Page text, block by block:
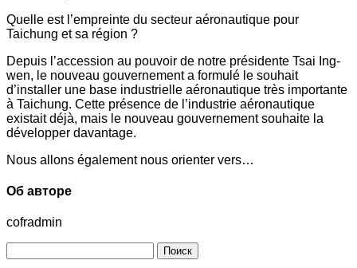
Quelle est l’empreinte du secteur aéronautique pour
Taichung et sa région ?
Depuis l’accession au pouvoir de notre présidente Tsai Ing-
wen, le nouveau gouvernement a formulé le souhait
d’installer une base industrielle aéronautique très importante
à Taichung. Cette présence de l’industrie aéronautique
existait déjà, mais le nouveau gouvernement souhaite la
développer davantage.
Nous allons également nous orienter vers…
Об авторе
cofradmin